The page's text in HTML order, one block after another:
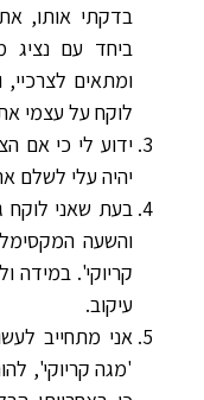
בדקתי אותו,
ביחד עם נציג
ומתאים לצרכיי,
לוקח על עצמי
ידוע לי כי אם
יהיה עלי לשלם
בעת שאני לוקח
והשעה
עיקוב.
אני מתחייב
'מגה קריוקי',